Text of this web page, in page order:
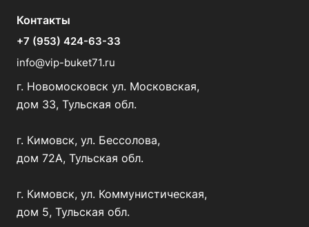
Контакты
+7 (953) 424-63-33
info@vip-buket71.ru
г. Новомосковск ул. Московская,
дом 33, Тульская обл.
г. Кимовск, ул. Бессолова,
дом 72А, Тульская обл.
г. Кимовск, ул. Коммунистическая,
дом 5, Тульская обл.